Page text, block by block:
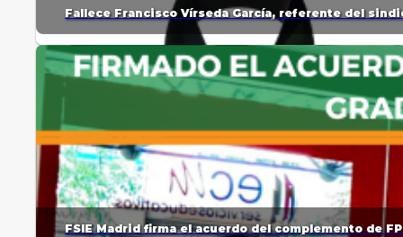
Fallece Francisco Vírseda García, referente del
FSIE Madrid firma el acuerdo del complemento de